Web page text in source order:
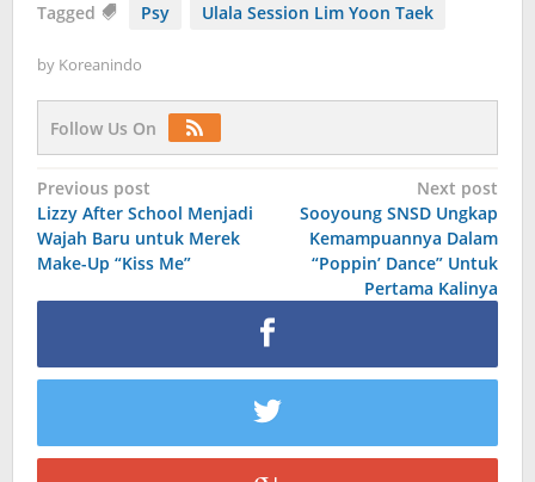
Tagged Psy Ulala Session Lim Yoon Taek
by Koreanindo
Follow Us On
Post
navigation
Previous post
Lizzy After School Menjadi
Wajah Baru untuk Merek
Make-Up “Kiss Me”
Next post
Sooyoung SNSD Ungkap
Kemampuannya Dalam
“Poppin’ Dance” Untuk
Pertama Kalinya